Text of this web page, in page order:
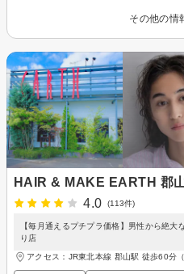
その他の情
HAIR & MAKE EARTH 郡
4.0
(113件)
【毎月通えるプチプラ価格】男性から絶
り店
アクセス：JR東北本線 郡山駅 徒歩60分